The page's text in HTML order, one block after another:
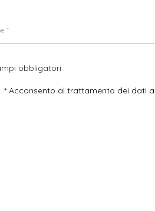
obbligatori
* Acconsento al trattamento dei dati